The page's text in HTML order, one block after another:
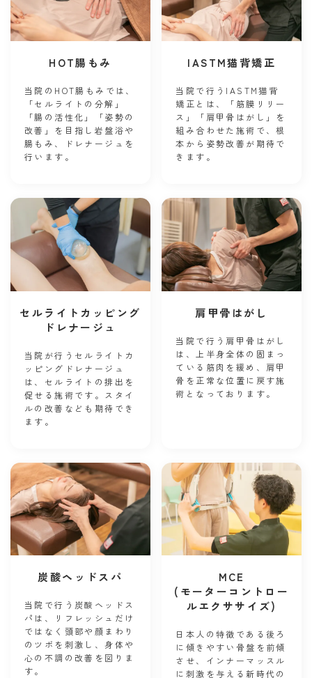
HOT腸もみ
当院のHOT腸もみでは、
「セルライトの分解」
「腸の活性化」「姿勢の
改善」を目指し岩盤浴や
腸もみ、ドレナージュを
行います。
IASTM猫背矯正
当院で行うIASTM猫背
矯正とは、「筋膜リリー
ス」「肩甲骨はがし」を
組み合わせた施術で、根
本から姿勢改善が期待で
きます。
セルライトカッピング
ドレナージュ
当院が行うセルライトカ
ッピングドレナージュ
は、セルライトの排出を
促せる施術です。スタイ
ルの改善なども期待でき
ます。
肩甲骨はがし
当院で行う肩甲骨はがし
は、上半身全体の固まっ
ている筋肉を緩め、肩甲
骨を正常な位置に戻す施
術となっております。
炭酸ヘッドスパ
当院で行う炭酸ヘッドス
パは、リフレッシュだけ
ではなく頭部や顔まわり
のツボを刺激し、身体や
心の不調の改善を図りま
す。
MCE
(モーターコントロー
ルエクササイズ)
日本人の特徴である後ろ
に傾きやすい骨盤を前傾
させ、インナーマッスル
に刺激を与える新時代の